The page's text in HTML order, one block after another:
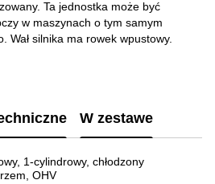
Ta jednostka może być
w maszynach o tym samym
Wał silnika ma rowek wpustowy.
W zestawe
1-cylindrowy, chłodzony
OHV